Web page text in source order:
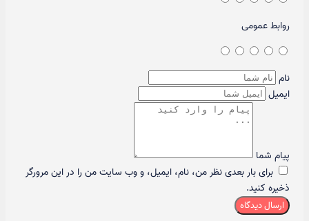
روابط عمومی
نام
ایمیل
پیام شما
برای بار بعدی نظر من، نام، ایمیل، و وب سایت من را در این مرورگر
ذخیره کنید.
ارسال دیدگاه